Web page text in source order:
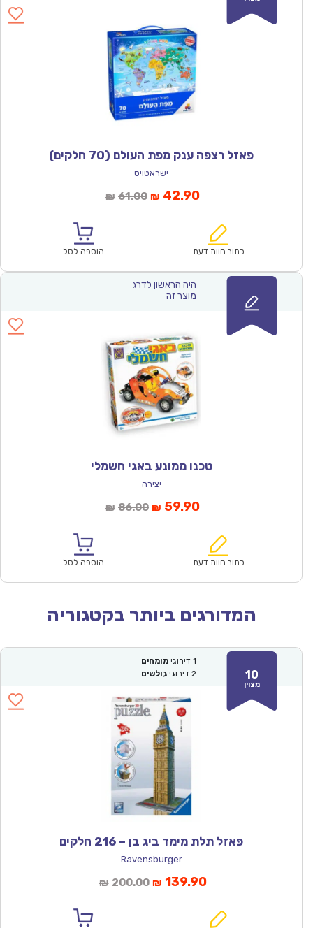
פאזל רצפה ענק מפת העולם (70 חלקים)
ישראטויס
₪ 61.00המחיר
₪61.00.
₪ 42.90המחיר
הוא:
כתוב חוות דעת הוספה לסל
היה הראשון לדרג
מוצר זה
טכנו ממונע באגי חשמלי
יצירה
₪ 86.00המחיר
₪86.00.
₪ 59.90המחיר
הוא:
כתוב חוות דעת הוספה לסל
המדורגים ביותר בקטגוריה
10
מצוין
1 דירוגי מומחים
2 דירוגי גולשים
פאזל תלת מימד ביג בן – 216 חלקים
Ravensburger
₪ 200.00המחיר
₪ 139.90המחיר
הוא: